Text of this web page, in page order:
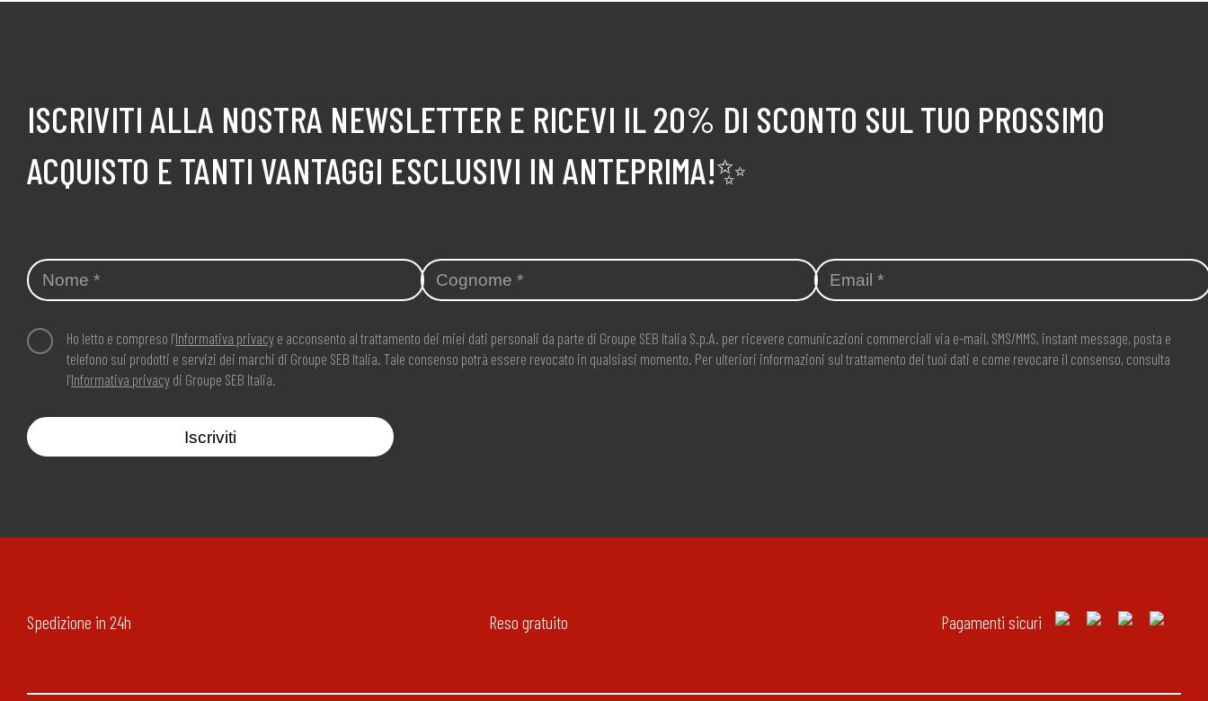
ISCRIVITI ALLA NOSTRA NEWSLETTER E RICEVI IL 20% DI SCONTO SUL TUO PROSSIMO
ACQUISTO E TANTI VANTAGGI ESCLUSIVI IN ANTEPRIMA!✨
Ho letto e compreso l’Informativa privacy e acconsento al trattamento dei miei dati personali da parte di Groupe SEB Italia S.p.A. per ricevere comunicazioni commerciali via e-mail, SMS/MMS, instant message, posta e
telefono sui prodotti e servizi dei marchi di Groupe SEB Italia. Tale consenso potrà essere revocato in qualsiasi momento. Per ulteriori informazioni sul trattamento dei tuoi dati e come revocare il consenso, consulta
l’Informativa privacy di Groupe SEB Italia.
Iscriviti
Spedizione in 24h Reso gratuito Pagamenti sicuri